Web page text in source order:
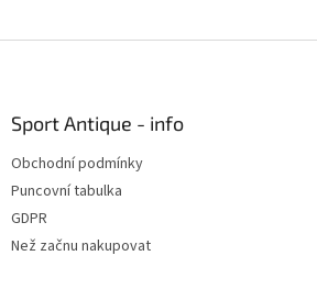
Sport Antique - info
Obchodní podmínky
Puncovní tabulka
GDPR
Než začnu nakupovat